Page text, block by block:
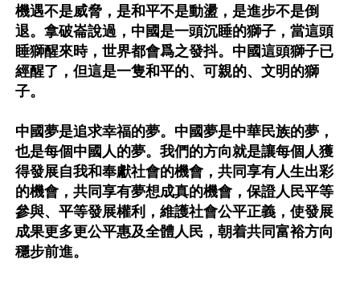
機遇不是威脅，是和平不是動盪，是進步不是倒
退。拿破崙說過，中國是一頭沉睡的獅子，當這頭
睡獅醒來時，世界都會爲之發抖。中國這頭獅子已
經醒了，但這是一隻和平的、可親的、文明的獅
子。
中國夢是追求幸福的夢。中國夢是中華民族的夢，
也是每個中國人的夢。我們的方向就是讓每個人獲
得發展自我和奉獻社會的機會，共同享有人生出彩
的機會，共同享有夢想成真的機會，保證人民平等
參與、平等發展權利，維護社會公平正義，使發展
成果更多更公平惠及全體人民，朝着共同富裕方向
穩步前進。